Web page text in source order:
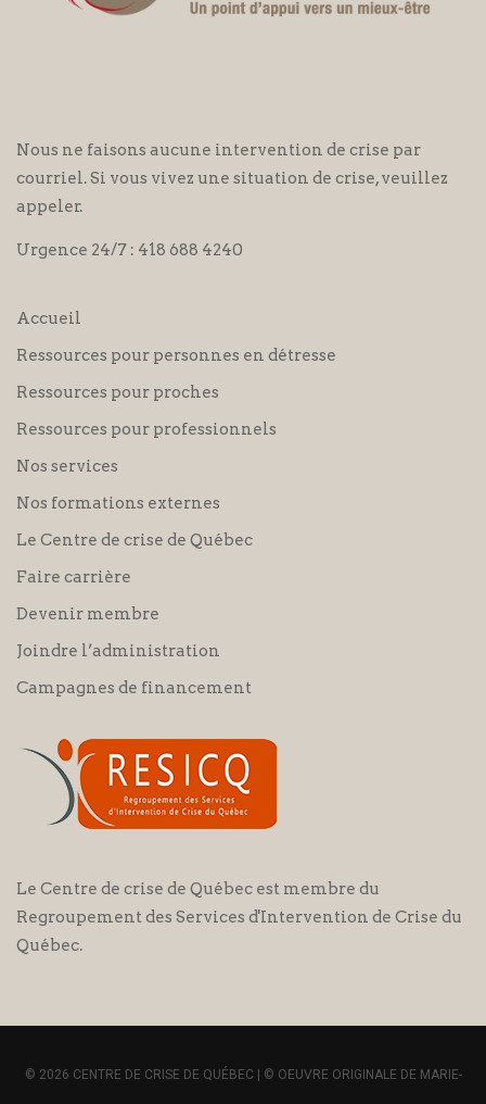
Nous ne faisons aucune intervention de crise par
courriel. Si vous vivez une situation de crise, veuillez
appeler.
Urgence 24/7 : 418 688 4240
Accueil
Ressources pour personnes en détresse
Ressources pour proches
Ressources pour professionnels
Nos services
Nos formations externes
Le Centre de crise de Québec
Faire carrière
Devenir membre
Joindre l’administration
Campagnes de financement
Le Centre de crise de Québec est membre du
Regroupement des Services d'Intervention de Crise du
Québec.
© 2026 CENTRE DE CRISE DE QUÉBEC | © OEUVRE ORIGINALE DE MARIE-